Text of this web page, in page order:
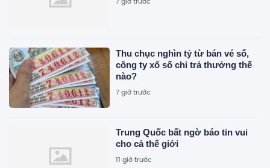
Thu chục nghìn tỷ từ bán vé số,
công ty xổ số chi trả thưởng thế
nào?
7 giờ trước
Trung Quốc bất ngờ báo tin vui
cho cả thế giới
11 giờ trước